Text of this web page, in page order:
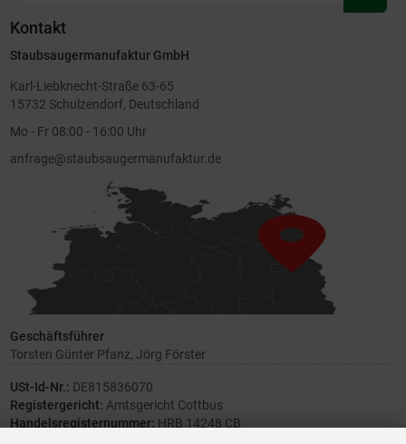
Kontakt
Staubsaugermanufaktur GmbH
Karl-Liebknecht-Straße 63-65
15732 Schulzendorf, Deutschland
Mo - Fr 08:00 - 16:00 Uhr
anfrage@staubsaugermanufaktur.de
Geschäftsführer
Torsten Günter Pfanz, Jörg Förster
USt-Id-Nr.: DE815836070
Registergericht: Amtsgericht Cottbus
Handelsregisternummer: HRB 14248 CB